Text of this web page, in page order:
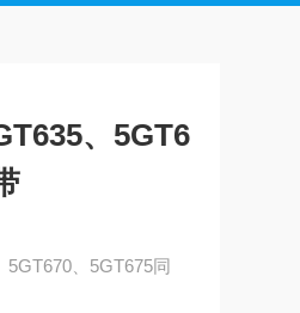
、5GT6
、5GT675同